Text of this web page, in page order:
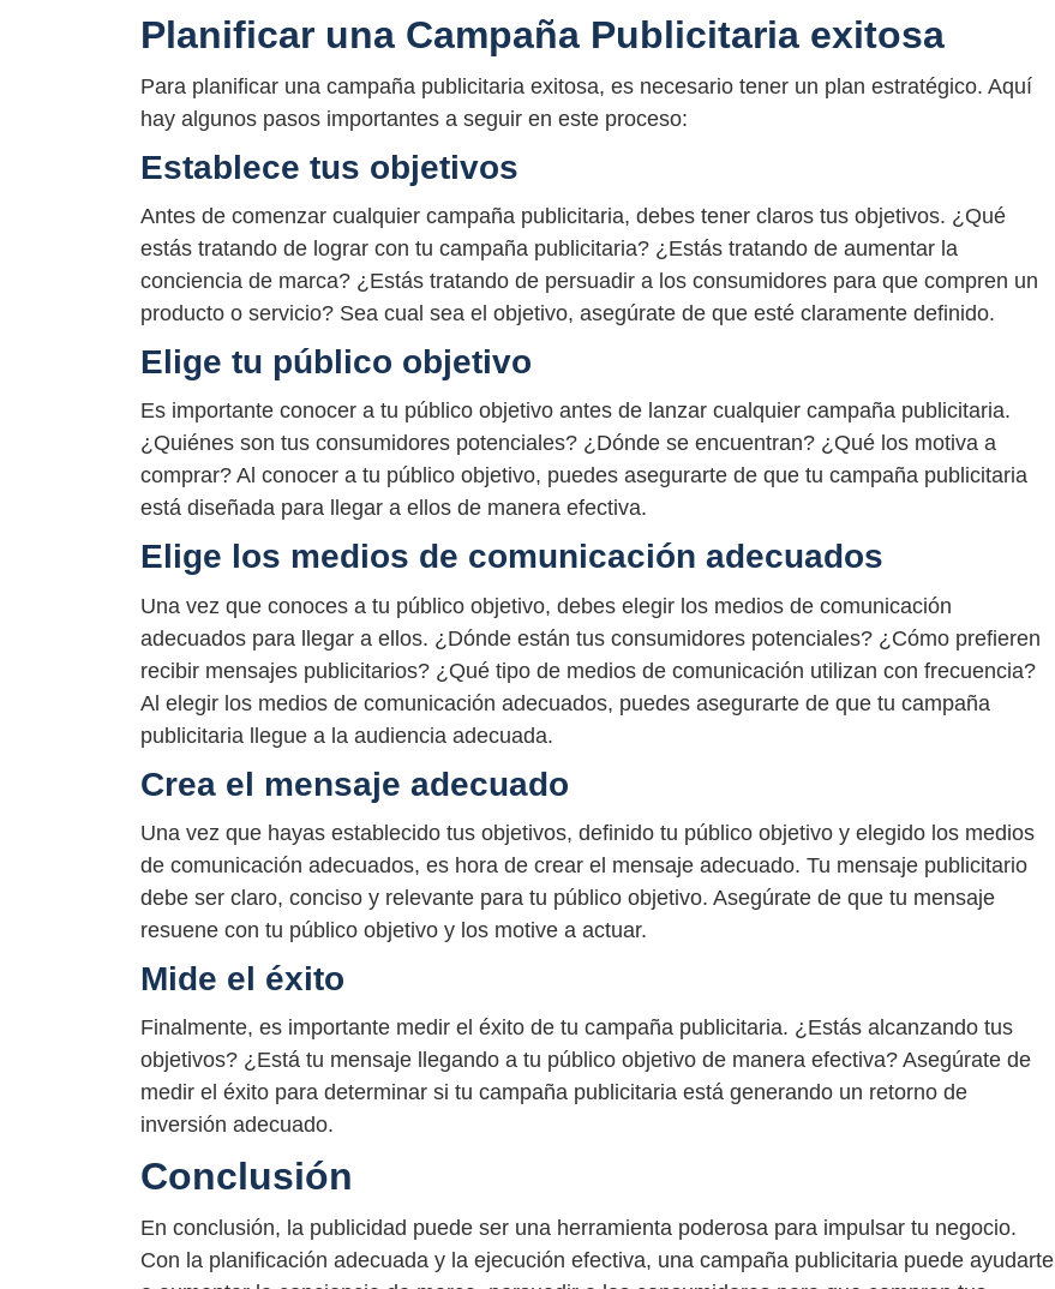
Planificar una Campaña Publicitaria exitosa
Para planificar una campaña publicitaria exitosa, es necesario tener un plan estratégico. Aquí
hay algunos pasos importantes a seguir en este proceso:
Establece tus objetivos
Antes de comenzar cualquier campaña publicitaria, debes tener claros tus objetivos. ¿Qué
estás tratando de lograr con tu campaña publicitaria? ¿Estás tratando de aumentar la
conciencia de marca? ¿Estás tratando de persuadir a los consumidores para que compren un
producto o servicio? Sea cual sea el objetivo, asegúrate de que esté claramente definido.
Elige tu público objetivo
Es importante conocer a tu público objetivo antes de lanzar cualquier campaña publicitaria.
¿Quiénes son tus consumidores potenciales? ¿Dónde se encuentran? ¿Qué los motiva a
comprar? Al conocer a tu público objetivo, puedes asegurarte de que tu campaña publicitaria
está diseñada para llegar a ellos de manera efectiva.
Elige los medios de comunicación adecuados
Una vez que conoces a tu público objetivo, debes elegir los medios de comunicación
adecuados para llegar a ellos. ¿Dónde están tus consumidores potenciales? ¿Cómo prefieren
recibir mensajes publicitarios? ¿Qué tipo de medios de comunicación utilizan con frecuencia?
Al elegir los medios de comunicación adecuados, puedes asegurarte de que tu campaña
publicitaria llegue a la audiencia adecuada.
Crea el mensaje adecuado
Una vez que hayas establecido tus objetivos, definido tu público objetivo y elegido los medios
de comunicación adecuados, es hora de crear el mensaje adecuado. Tu mensaje publicitario
debe ser claro, conciso y relevante para tu público objetivo. Asegúrate de que tu mensaje
resuene con tu público objetivo y los motive a actuar.
Mide el éxito
Finalmente, es importante medir el éxito de tu campaña publicitaria. ¿Estás alcanzando tus
objetivos? ¿Está tu mensaje llegando a tu público objetivo de manera efectiva? Asegúrate de
medir el éxito para determinar si tu campaña publicitaria está generando un retorno de
inversión adecuado.
Conclusión
En conclusión, la publicidad puede ser una herramienta poderosa para impulsar tu negocio.
Con la planificación adecuada y la ejecución efectiva, una campaña publicitaria puede ayudarte